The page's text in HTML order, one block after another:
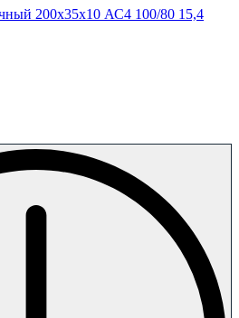
200х35х10 АС4 100/80 15,4